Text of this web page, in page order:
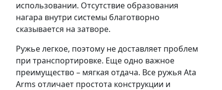
использовании. Отсутствие образования
нагара внутри системы благотворно
сказывается на затворе.
Ружье легкое, поэтому не доставляет проблем
при транспортировке. Еще одно важное
преимущество – мягкая отдача. Все ружья Ata
Arms отличает простота конструкции и